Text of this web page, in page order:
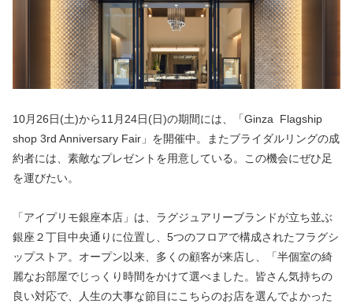
10月26日(土)から11月24日(日)の期間には、「Ginza Flagship
shop 3rd Anniversary Fair」を開催中。またブライダルリングの成
約者には、素敵なプレゼントを用意している。この機会にぜひ足
を運びたい。
「アイプリモ銀座本店」は、ラグジュアリーブランドが立ち並ぶ
銀座２丁目中央通りに位置し、5つのフロアで構成されたフラグシ
ップストア。オープン以来、多くの顧客が来店し、「半個室の綺
麗なお部屋でじっくり時間をかけて選べました。皆さん気持ちの
良い対応で、人生の大事な節目にこちらのお店を選んでよかった